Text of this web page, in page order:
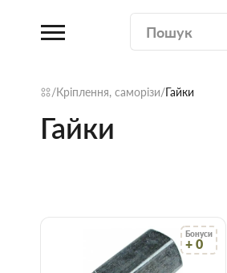
Кріплення, саморізи Гайки
Гайки
Бонуси
+ 0